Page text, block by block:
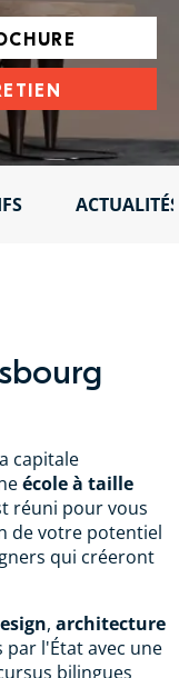
ACTUALITÉS
capitale
école à taille
réuni pour vous
de votre potentiel
qui créeront
, architecture
par l'État avec une
bilingues